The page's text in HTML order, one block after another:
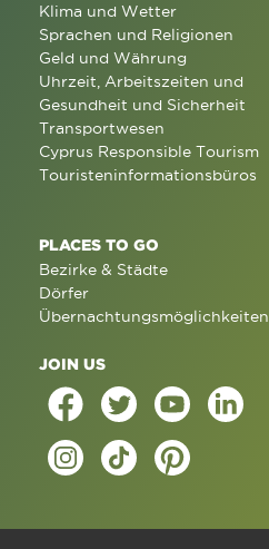
Klima und Wetter
Sprachen und Religionen
Geld und Währung
Uhrzeit, Arbeitszeiten und
Gesundheit und Sicherheit
Transportwesen
Cyprus Responsible Tourism
Touristeninformationsbüros
PLACES TO GO
Bezirke & Städte
Dörfer
Übernachtungsmöglichkeiten
JOIN US